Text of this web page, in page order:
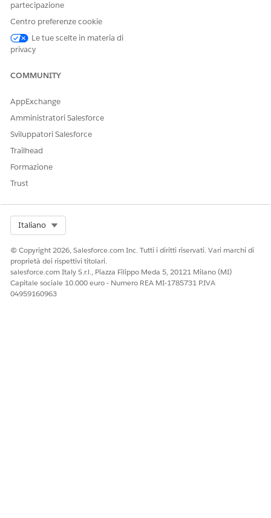
partecipazione
Centro preferenze cookie
Le tue scelte in materia di
privacy
COMMUNITY
AppExchange
Amministratori Salesforce
Sviluppatori Salesforce
Trailhead
Formazione
Trust
Italiano
© Copyright 2026, Salesforce.com Inc. Tutti i diritti riservati. Vari marchi di
proprietà dei rispettivi titolari.
salesforce.com Italy S.r.l., Piazza Filippo Meda 5, 20121 Milano (MI)
Capitale sociale 10.000 euro - Numero REA MI-1785731 P.IVA
04959160963